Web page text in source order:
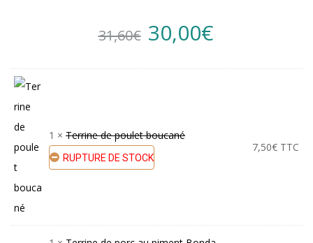
31,60€ Original
price
31,60€.
30,00€
price
1 × Terrine de poulet boucané
RUPTURE DE STOCK
7,50€ TTC